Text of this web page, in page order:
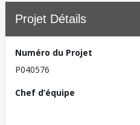
Projet Détails
Numéro du Projet
P040576
Chef d’équipe